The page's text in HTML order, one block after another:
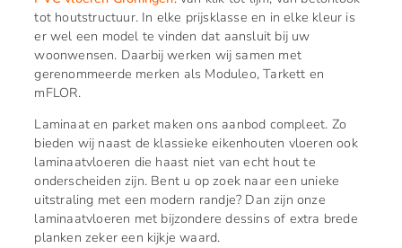
tot houtstructuur. In elke prijsklasse en in elke kleur is
er wel een model te vinden dat aansluit bij uw
woonwensen. Daarbij werken wij samen met
gerenommeerde merken als Moduleo, Tarkett en
mFLOR.
Laminaat en parket maken ons aanbod compleet. Zo
bieden wij naast de klassieke eikenhouten vloeren ook
laminaatvloeren die haast niet van echt hout te
onderscheiden zijn. Bent u op zoek naar een unieke
uitstraling met een modern randje? Dan zijn onze
laminaatvloeren met bijzondere dessins of extra brede
planken zeker een kijkje waard.